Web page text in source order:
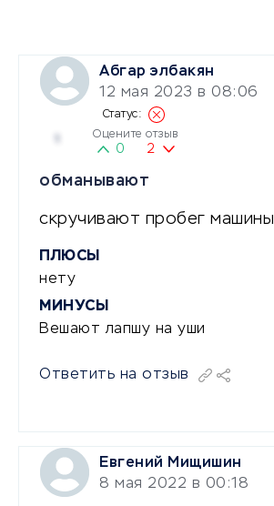
Абгар элбакян
12 мая 2023 в 08:06
Оцените отзыв
0 2
обманывают
скручивают пробег машины
ПЛЮСЫ
нету
МИНУСЫ
Вешают лапшу на уши
Ответить на отзыв
Евгений Мищишин
8 мая 2022 в 00:18